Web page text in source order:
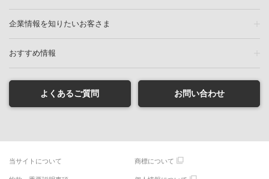
企業情報を知りたいお客さま
おすすめ情報
よくあるご質問 お問い合わせ
当サイトについて 商標について